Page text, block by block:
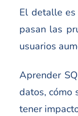
El detalle es
pasan las
usuarios
Aprender
datos, cómo
tener